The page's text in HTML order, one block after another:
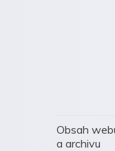
Obsah
a archivu